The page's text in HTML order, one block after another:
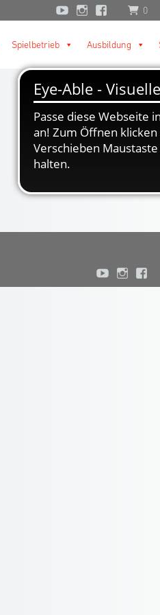
0
Spielbetrieb Ausbildung